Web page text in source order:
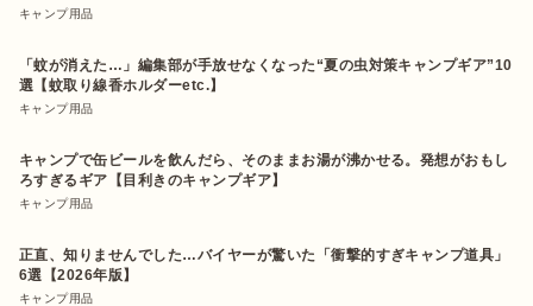
キャンプ用品
「蚊が消えた…」編集部が手放せなくなった“夏の虫対策キャンプギア”10
選【蚊取り線香ホルダーetc.】
キャンプ用品
キャンプで缶ビールを飲んだら、そのままお湯が沸かせる。発想がおもし
ろすぎるギア【目利きのキャンプギア】
キャンプ用品
正直、知りませんでした…バイヤーが驚いた「衝撃的すぎキャンプ道具」
6選【2026年版】
キャンプ用品